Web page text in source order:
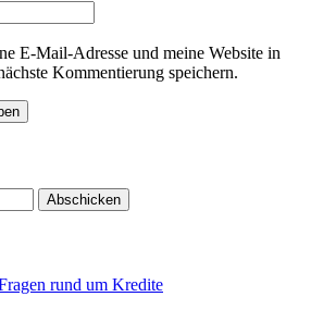
E-Mail-Adresse und meine Website in
Kommentierung speichern.